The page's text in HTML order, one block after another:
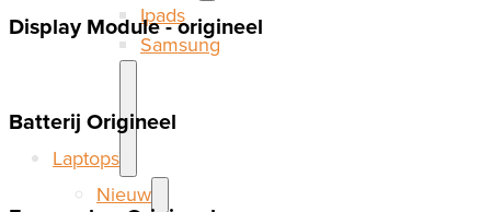
Ipads
Samsung
Laptops
Nieuw
Display Module - origineel
Batterij Origineel